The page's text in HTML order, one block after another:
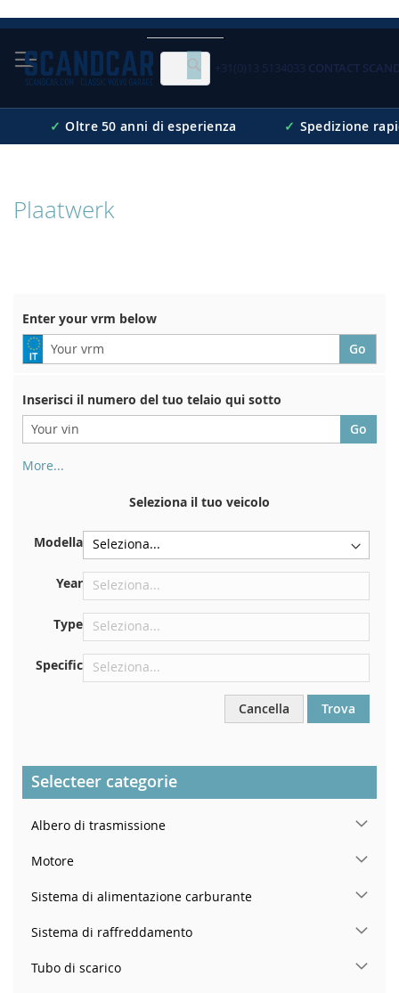
Skip
Content
Cerca
+31(0)13 5134033 CONTACT
✓ Oltre 50 anni di esperienza ✓ Spedizione
Plaatwerk
Enter your vrm below
Inserisci il numero del tuo telaio qui sotto
More...
immatricolazione. E anche in macchina
Sulla piastra inferiore del sedile anteriore destro
Centrare contro la paratia sotto il cofano
Proprio nel vano motore
Nel montante della portiera posteriore destra
Seleziona il tuo veicolo
Modella
Year
Type
Specific
Cancella Trova
Selecteer categorie
Albero di trasmissione
Motore
Sistema di alimentazione carburante
Sistema di raffreddamento
Tubo di scarico